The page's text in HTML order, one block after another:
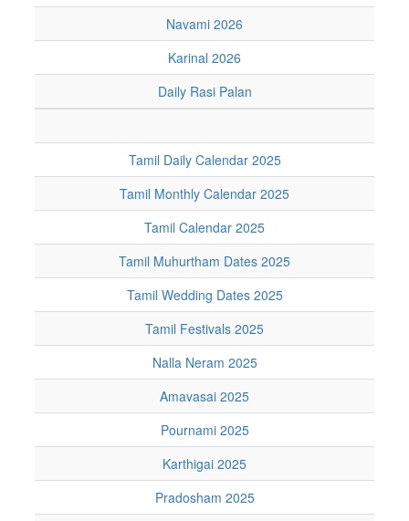
Navami 2026
Karinal 2026
Daily Rasi Palan
Tamil Daily Calendar 2025
Tamil Monthly Calendar 2025
Tamil Calendar 2025
Tamil Muhurtham Dates 2025
Tamil Wedding Dates 2025
Tamil Festivals 2025
Nalla Neram 2025
Amavasai 2025
Pournami 2025
Karthigai 2025
Pradosham 2025